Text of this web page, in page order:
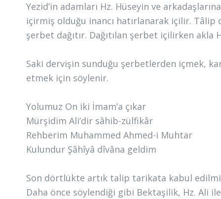
Yezid’in adamları Hz. Hüseyin ve
içirmiş olduğu inancı hatırlanarak içilir.
şerbet dağıtır. Dağıtılan şerbet içilirken
Saki dervişin sunduğu şerbetlerden içmek,
etmek için söylenir.
Yolumuz On iki İmam’a çıkar
Mürşidim Ali’dir sâhib-zülfikâr
Rehberim Muhammed Ahmed-i Muhtar
Kulundur Şâhîyâ dîvâna geldim
Son dörtlükte artık talip tarikata kabul
Daha önce söylendiği gibi Bektaşilik, Hz. Ali